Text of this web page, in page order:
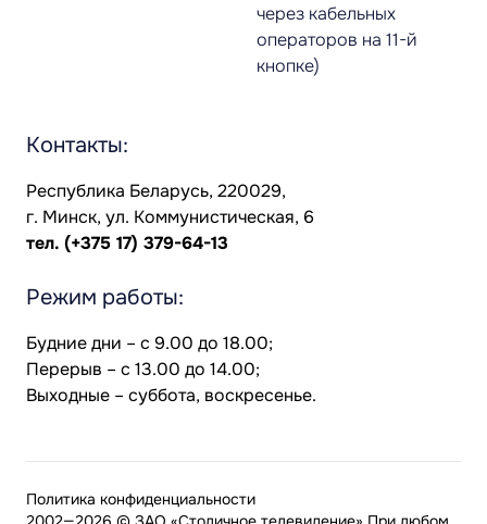
через кабельных
операторов на 11-й
кнопке)
Контакты:
Республика Беларусь, 220029,
г. Минск, ул. Коммунистическая, 6
тел. (+375 17) 379-64-13
Режим работы:
Будние дни – с 9.00 до 18.00;
Перерыв – с 13.00 до 14.00;
Выходные – суббота, воскресенье.
Политика конфиденциальности